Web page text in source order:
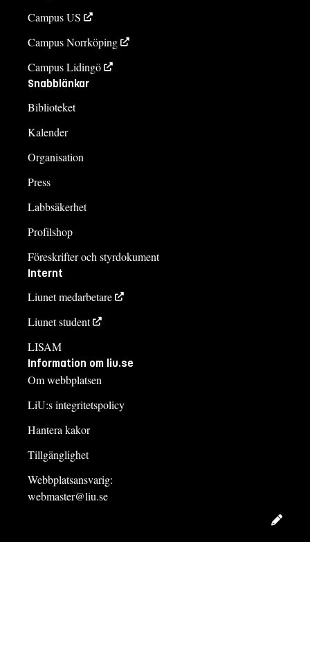
Campus US
Campus Norrköping
Campus Lidingö
Snabblänkar
Biblioteket
Kalender
Organisation
Press
Labbsäkerhet
Profilshop
Föreskrifter och styrdokument
Internt
Liunet medarbetare
Liunet student
LISAM
Information om liu.se
Om webbplatsen
LiU:s integritetspolicy
Hantera kakor
Tillgänglighet
Webbplatsansvarig:
webmaster@liu.se